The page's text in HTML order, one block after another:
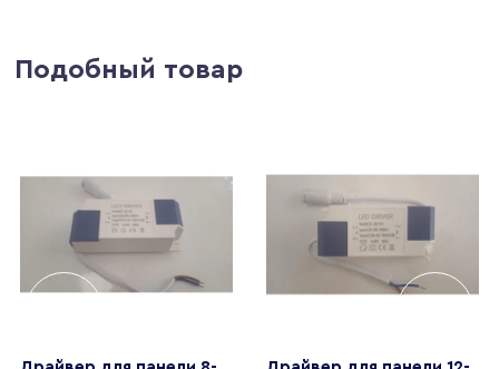
Подобный товар